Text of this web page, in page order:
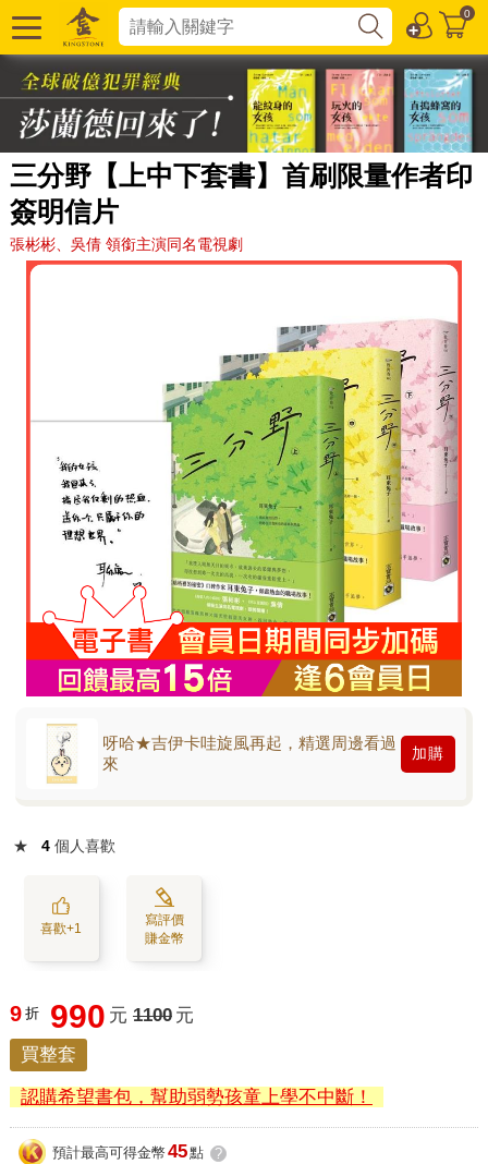
0
三分野【上中下套書】首刷限量作者印
簽明信片
張彬彬、吳倩 領銜主演同名電視劇
呀哈★吉伊卡哇旋風再起，精選周邊看過
來
加購
★ 4 個人喜歡
喜歡+1
寫評價
賺金幣
9 折 990 元 1100 元
買整套
認購希望書包，幫助弱勢孩童上學不中斷！
預計最高可得金幣 45點 ?